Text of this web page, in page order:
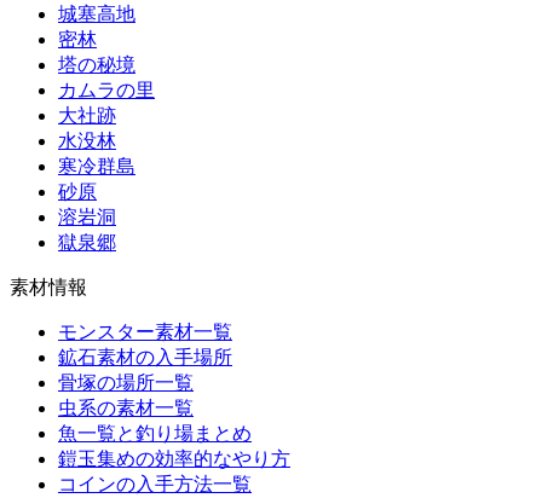
城塞高地
密林
塔の秘境
カムラの里
大社跡
水没林
寒冷群島
砂原
溶岩洞
獄泉郷
素材情報
モンスター素材一覧
鉱石素材の入手場所
骨塚の場所一覧
虫系の素材一覧
魚一覧と釣り場まとめ
鎧玉集めの効率的なやり方
コインの入手方法一覧